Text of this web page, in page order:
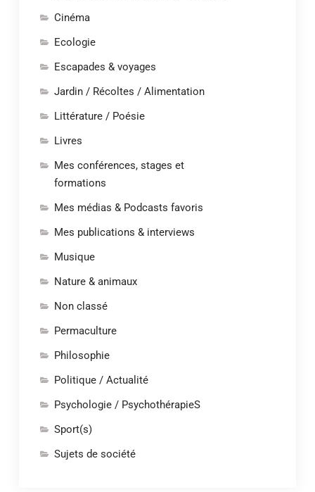
Cinéma
Ecologie
Escapades & voyages
Jardin / Récoltes / Alimentation
Littérature / Poésie
Livres
Mes conférences, stages et
formations
Mes médias & Podcasts favoris
Mes publications & interviews
Musique
Nature & animaux
Non classé
Permaculture
Philosophie
Politique / Actualité
Psychologie / PsychothérapieS
Sport(s)
Sujets de société